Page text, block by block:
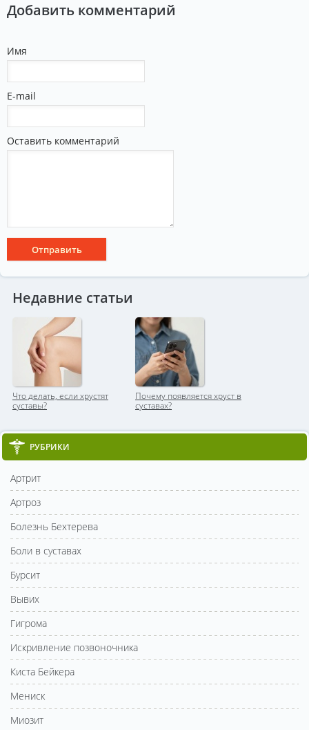
Добавить комментарий
Имя
E-mail
Оставить комментарий
Недавние статьи
Что делать, если хрустят
суставы?
Почему появляется хруст в
суставах?
РУБРИКИ
Артрит
Артроз
Болезнь Бехтерева
Боли в суставах
Бурсит
Вывих
Гигрома
Искривление позвоночника
Киста Бейкера
Мениск
Миозит